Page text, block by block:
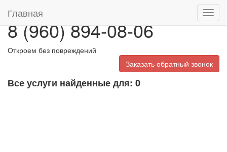
Главная
8 (960) 894-08-06
Откроем без повреждений
Заказать обратный звонок
Все услуги найденные для: 0